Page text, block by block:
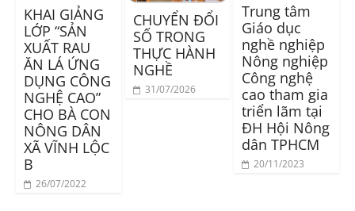
KHAI GIẢNG
LỚP “SẢN
XUẤT RAU
ĂN LÁ ỨNG
DỤNG CÔNG
NGHỆ CAO”
CHO BÀ CON
NÔNG DÂN
XÃ VĨNH LỘC
B
26/07/2022
CHUYỂN ĐỔI
SỐ TRONG
THỰC HÀNH
NGHỀ
31/07/2026
Trung tâm
Giáo dục
nghề nghiệp
Nông nghiệp
Công nghệ
cao tham gia
triển lãm tại
ĐH Hội Nông
dân TPHCM
20/11/2023